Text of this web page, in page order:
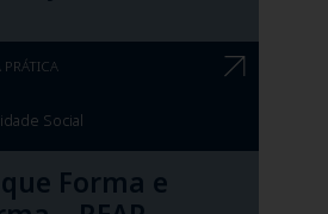
PRÁTICA
Social
Forma e